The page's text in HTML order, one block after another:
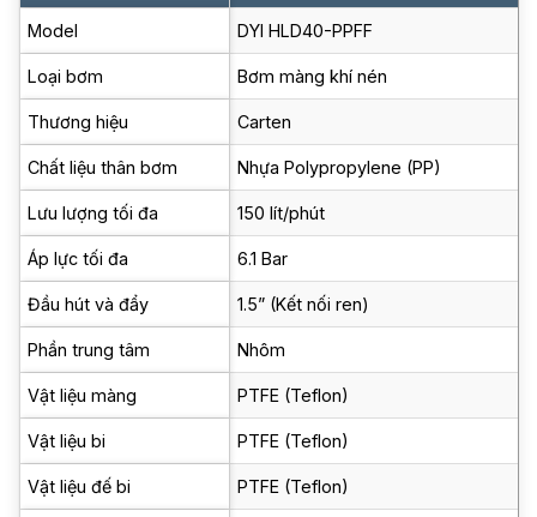
Model DYI HLD40-PPFF
Loại bơm Bơm màng khí nén
Thương hiệu Carten
Chất liệu thân bơm Nhựa Polypropylene (PP)
Lưu lượng tối đa 150 lít/phút
Áp lực tối đa 6.1 Bar
Đầu hút và đẩy 1.5” (Kết nối ren)
Phần trung tâm Nhôm
Vật liệu màng PTFE (Teflon)
Vật liệu bi PTFE (Teflon)
Vật liệu đế bi PTFE (Teflon)